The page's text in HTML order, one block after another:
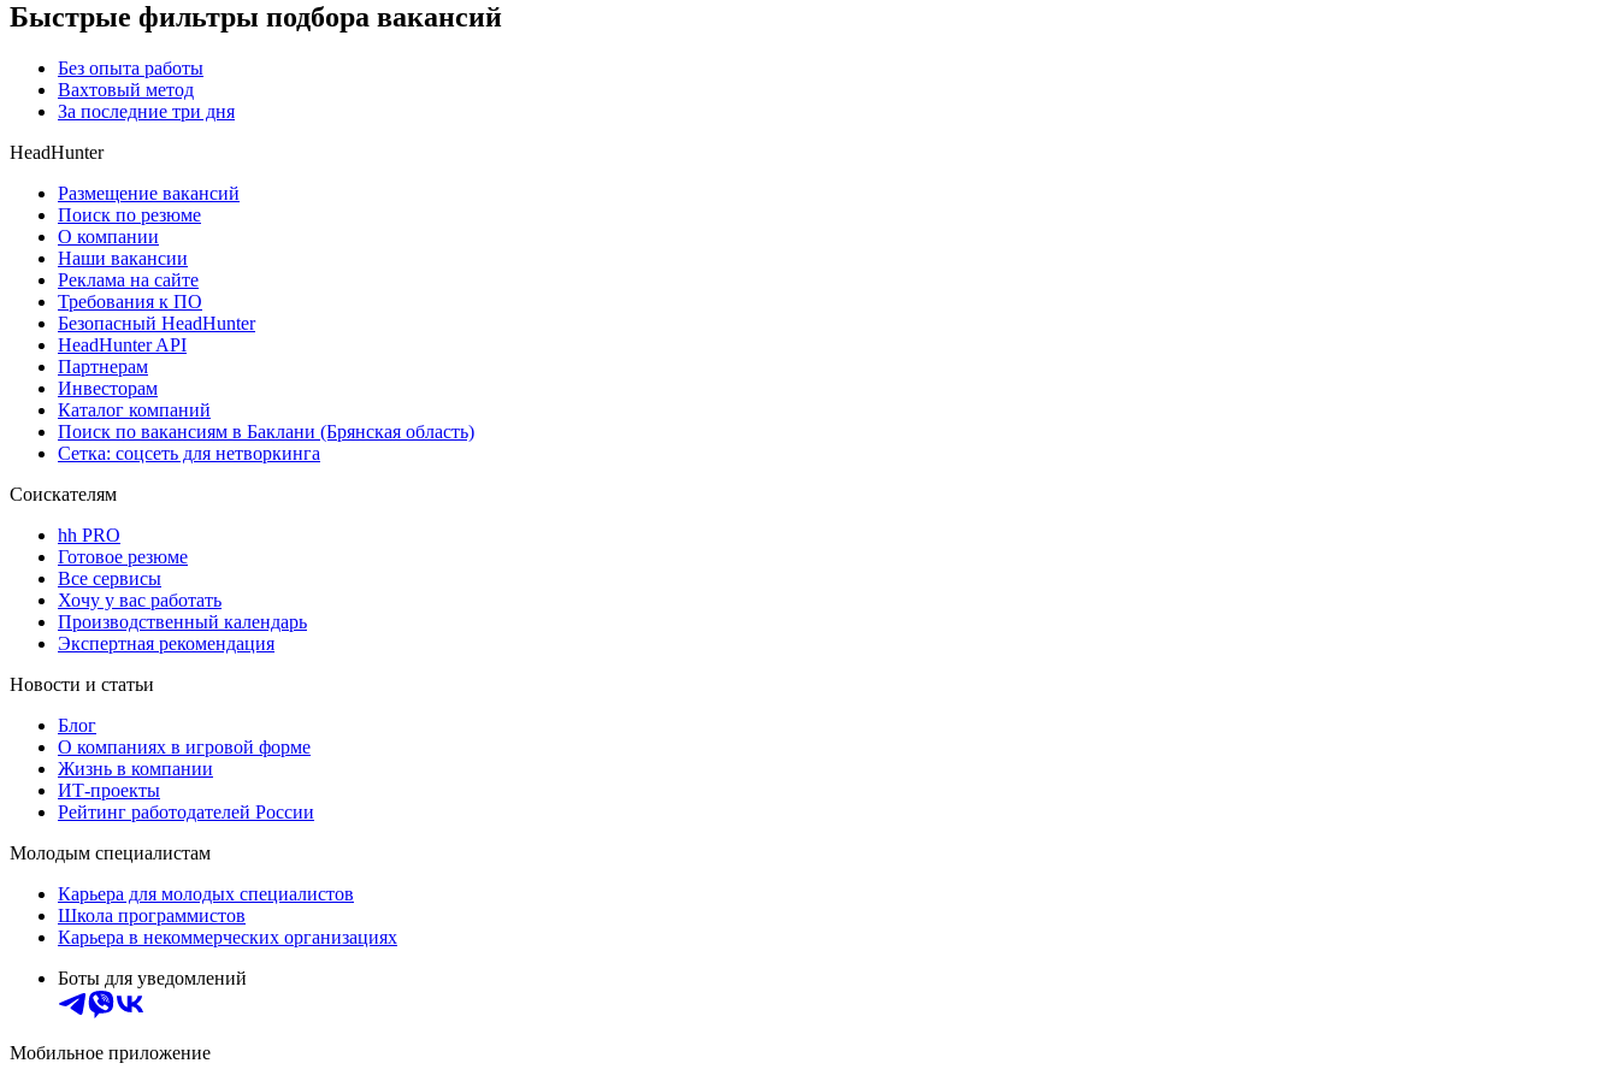
Быстрые фильтры подбора вакансий
Без опыта работы
Вахтовый метод
За последние три дня
HeadHunter
Размещение вакансий
Поиск по резюме
О компании
Наши вакансии
Реклама на сайте
Требования к ПО
Безопасный HeadHunter
HeadHunter API
Партнерам
Инвесторам
Каталог компаний
Поиск по вакансиям в Баклани (Брянская область)
Сетка: соцсеть для нетворкинга
Соискателям
hh PRO
Готовое резюме
Все сервисы
Хочу у вас работать
Производственный календарь
Экспертная рекомендация
Новости и статьи
Блог
О компаниях в игровой форме
Жизнь в компании
ИТ-проекты
Рейтинг работодателей России
Молодым специалистам
Карьера для молодых специалистов
Школа программистов
Карьера в некоммерческих организациях
Боты для уведомлений
Мобильное приложение